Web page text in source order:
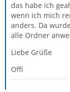
das habe ich
wenn ich mich
anders. Da
alle Ordner
Liebe Grüße
Offi